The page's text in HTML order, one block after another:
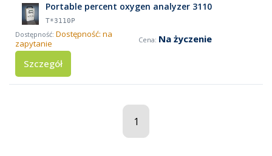
Portable percent oxygen analyzer 3110
T*3110P
Dostępność: na
zapytanie
Na życzenie
Szczegół
1